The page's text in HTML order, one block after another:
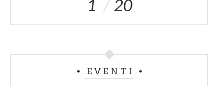
1 20
EVENTI